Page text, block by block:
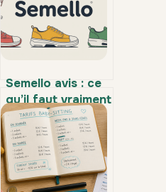
Semello avis : ce
qu’il faut vraiment
savoir avant de
commander